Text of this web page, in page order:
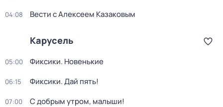
04:08 Вести с Алексеем Казаковым
Карусель
05:00 Фиксики. Новенькие
06:15 Фиксики. Дай пять!
07:00 С добрым утром, малыши!